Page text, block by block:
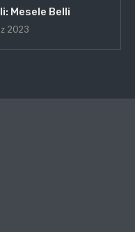
Mesele Belli
2023